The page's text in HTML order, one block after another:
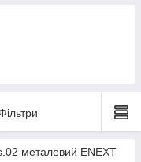
металевий ENEXT